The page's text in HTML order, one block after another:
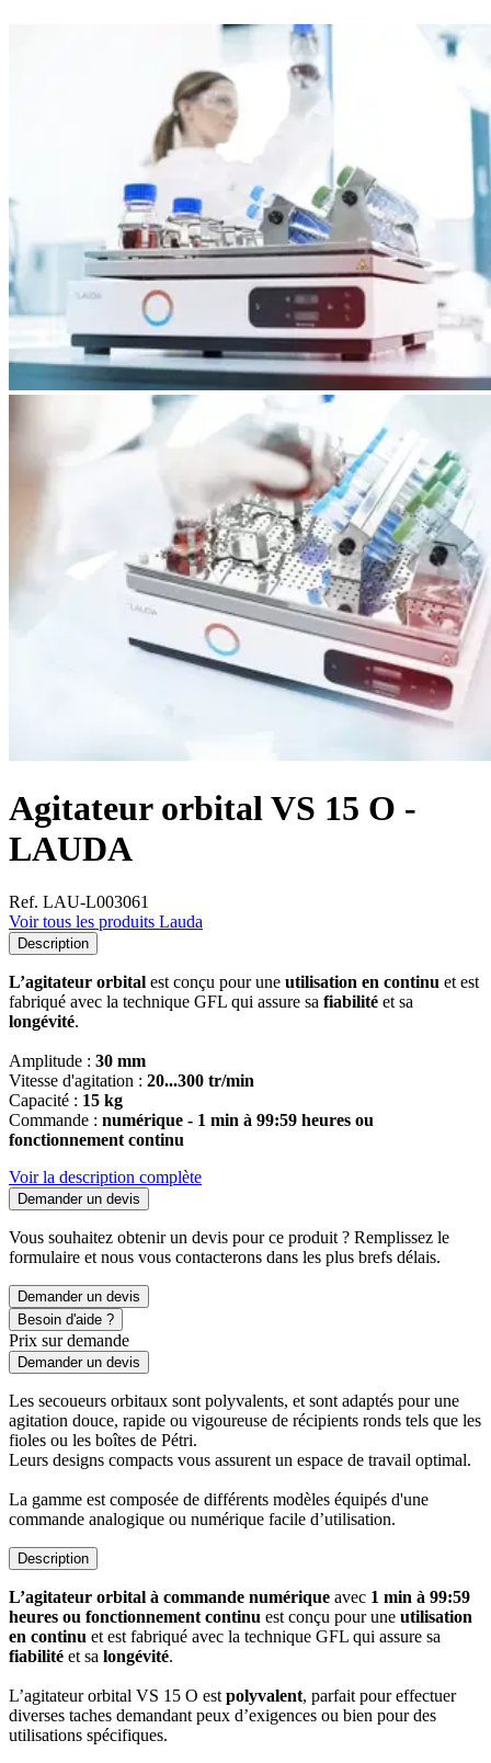
Agitateur orbital VS 15 O -
LAUDA
Ref. LAU-L003061
Voir tous les produits Lauda
Description
L’agitateur orbital est conçu pour une utilisation en continu et est
fabriqué avec la technique GFL qui assure sa fiabilité et sa
longévité.
Amplitude : 30 mm
Vitesse d'agitation : 20...300 tr/min
Capacité : 15 kg
Commande : numérique - 1 min à 99:59 heures ou
fonctionnement continu
Voir la description complète
Demander un devis
Vous souhaitez obtenir un devis pour ce produit ? Remplissez le
formulaire et nous vous contacterons dans les plus brefs délais.
Demander un devis
Besoin d'aide ?
Prix sur demande
Demander un devis
Les secoueurs orbitaux sont polyvalents, et sont adaptés pour une
agitation douce, rapide ou vigoureuse de récipients ronds tels que les
fioles ou les boîtes de Pétri.
Leurs designs compacts vous assurent un espace de travail optimal.
La gamme est composée de différents modèles équipés d'une
commande analogique ou numérique facile d’utilisation.
Description
L’agitateur orbital à commande numérique avec 1 min à 99:59
heures ou fonctionnement continu est conçu pour une utilisation
en continu et est fabriqué avec la technique GFL qui assure sa
fiabilité et sa longévité.
L’agitateur orbital VS 15 O estpolyvalent, parfait pour effectuer
diverses taches demandant peux d’exigences ou bien pour des
utilisations spécifiques.